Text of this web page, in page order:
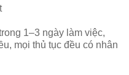
1–3 ngày làm việc,
mọi thủ tục đều có nhân